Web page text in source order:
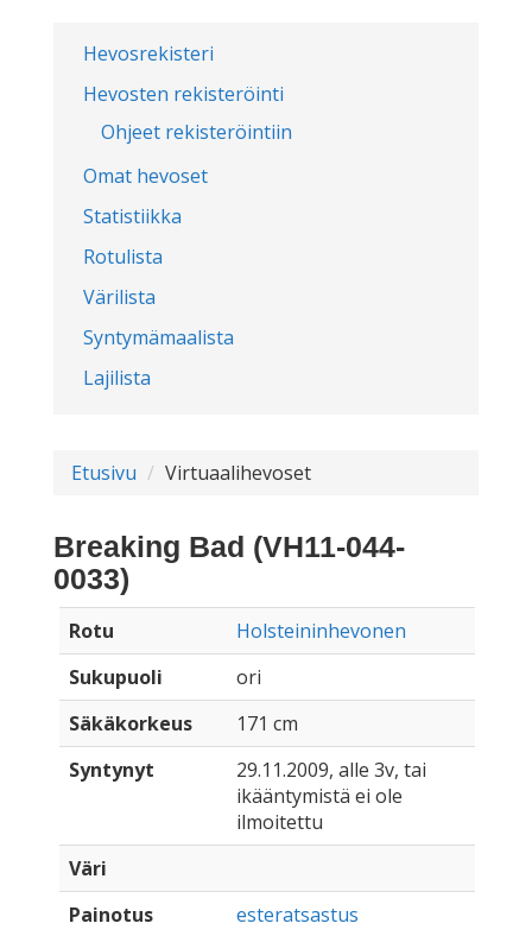
Hevosrekisteri
Hevosten rekisteröinti
Ohjeet rekisteröintiin
Omat hevoset
Statistiikka
Rotulista
Värilista
Syntymämaalista
Lajilista
Etusivu Virtuaalihevoset
Breaking Bad (VH11-044-
0033)
Rotu
Holsteininhevonen
Sukupuoli
ori
Säkäkorkeus
171 cm
Syntynyt
29.11.2009, alle 3v, tai
ikääntymistä ei ole
ilmoitettu
Väri
Painotus
esteratsastus